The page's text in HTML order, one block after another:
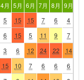
4月 5月 6月 7月 8月 9月
5 15 15 7 6 4
6 15 5 11 9 7
3 6 12 24 22 14
15 10 7 6 6 6